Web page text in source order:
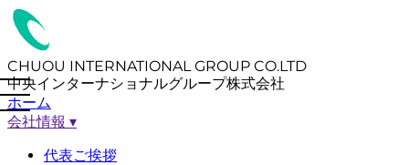
CHUOU INTERNATIONAL GROUP CO.LTD
中央インターナショナルグループ株式会社
ホーム
会社情報 ▾
代表ご挨拶